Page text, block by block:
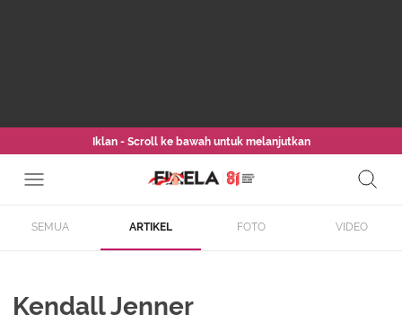
Iklan - Scroll ke bawah untuk melanjutkan
SEMUA ARTIKEL FOTO VIDEO
Kendall Jenner